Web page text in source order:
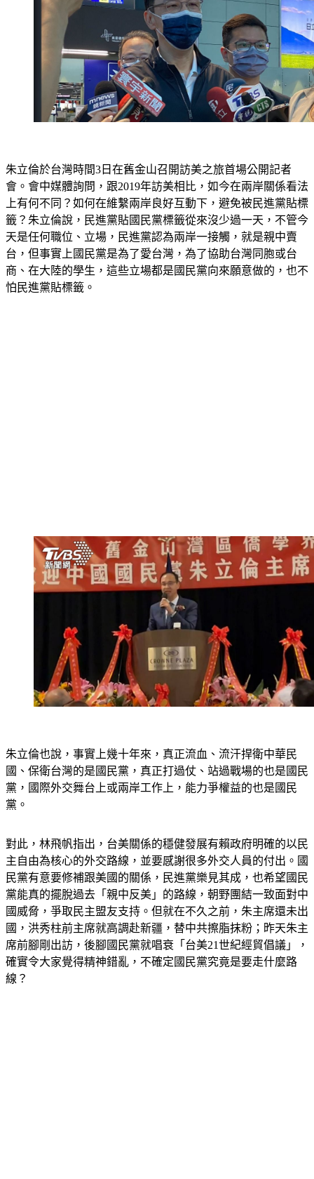
會。會中媒體詢問，跟2019年訪美相比，如今在兩岸關係看法
上有何不同？如何在維繫兩岸良好互動下，避免被民進黨貼標
籤？朱立倫說，民進黨貼國民黨標籤從來沒少過一天，不管今
天是任何職位、立場，民進黨認為兩岸一接觸，就是親中賣
台，但事實上國民黨是為了愛台灣，為了協助台灣同胞或台
商、在大陸的學生，這些立場都是國民黨向來願意做的，也不
怕民進黨貼標籤。
國、保衛台灣的是國民黨，真正打過仗、站過戰場的也是國民
黨，國際外交舞台上或兩岸工作上，能力爭權益的也是國民
黨。
主自由為核心的外交路線，並要感謝很多外交人員的付出。國
民黨有意要修補跟美國的關係，民進黨樂見其成，也希望國民
黨能真的擺脫過去「親中反美」的路線，朝野團結一致面對中
國威脅，爭取民主盟友支持。但就在不久之前，朱主席還未出
國，洪秀柱前主席就高調赴新疆，替中共擦脂抹粉；昨天朱主
席前腳剛出訪，後腳國民黨就唱衰「台美21世紀經貿倡議」，
確實令大家覺得精神錯亂，不確定國民黨究竟是要走什麼路
線？